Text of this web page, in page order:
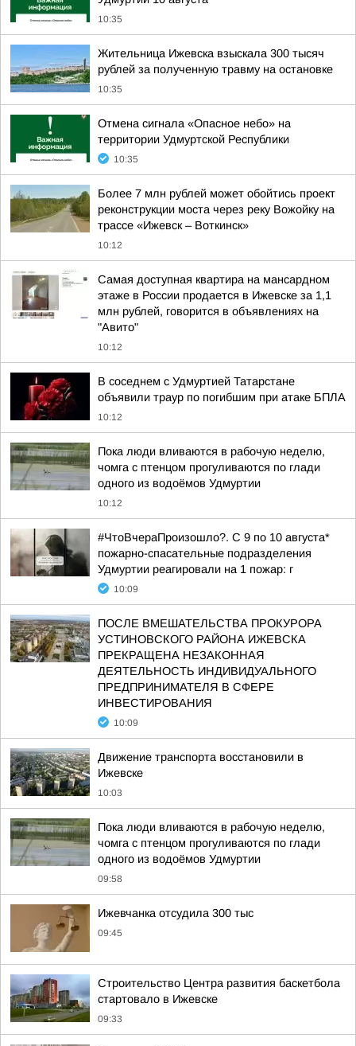
10:35
Жительница Ижевска взыскала 300 тысяч
рублей за полученную травму на остановке
10:35
Отмена сигнала «Опасное небо» на
территории Удмуртской Республики
10:35
Более 7 млн рублей может обойтись проект
реконструкции моста через реку Вожойку на
трассе «Ижевск – Воткинск»
10:12
Самая доступная квартира на мансардном
этаже в России продается в Ижевске за 1,1
млн рублей, говорится в объявлениях на
"Авито"
10:12
В соседнем с Удмуртией Татарстане
объявили траур по погибшим при атаке БПЛА
10:12
Пока люди вливаются в рабочую неделю,
чомга с птенцом прогуливаются по глади
одного из водоёмов Удмуртии
10:12
#ЧтоВчераПроизошло?. С 9 по 10 августа*
пожарно-спасательные подразделения
Удмуртии реагировали на 1 пожар: г
10:09
ПОСЛЕ ВМЕШАТЕЛЬСТВА ПРОКУРОРА
УСТИНОВСКОГО РАЙОНА ИЖЕВСКА
ПРЕКРАЩЕНА НЕЗАКОННАЯ
ДЕЯТЕЛЬНОСТЬ ИНДИВИДУАЛЬНОГО
ПРЕДПРИНИМАТЕЛЯ В СФЕРЕ
ИНВЕСТИРОВАНИЯ
10:09
Движение транспорта восстановили в
Ижевске
10:03
Пока люди вливаются в рабочую неделю,
чомга с птенцом прогуливаются по глади
одного из водоёмов Удмуртии
09:58
Ижевчанка отсудила 300 тыс
09:45
Строительство Центра развития баскетбола
стартовало в Ижевске
09:33